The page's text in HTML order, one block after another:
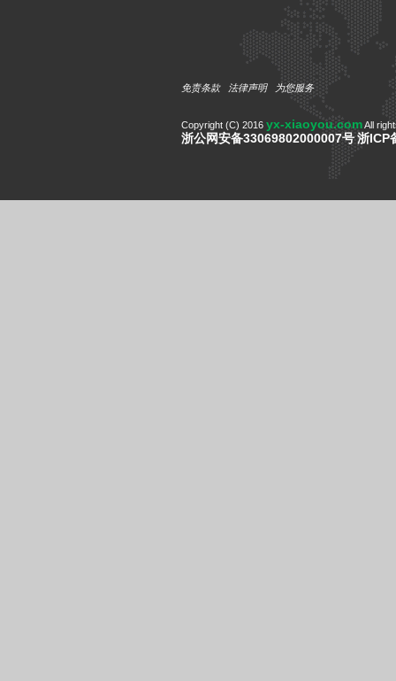
免责条款 法律声明 为您服务
Copyright (C) 2016 yx-xiaoyou.comAll
浙公网安备33069802000007号浙ICP